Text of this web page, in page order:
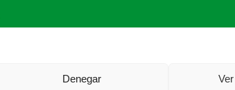
Denegar